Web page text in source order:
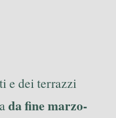
e dei terrazzi
da fine marzo-